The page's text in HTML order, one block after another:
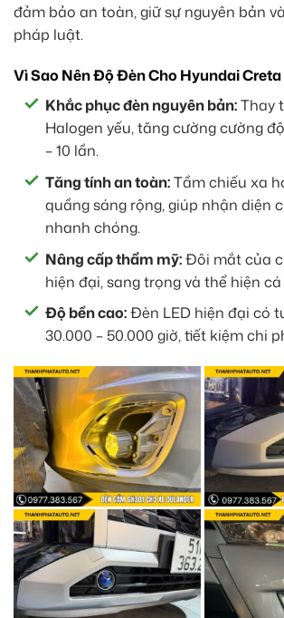
đảm bảo an toàn, giữ sự nguyên bản
pháp luật.
Vì Sao Nên Độ Đèn Cho Hyundai Creta
Khắc phục đèn nguyên bản:Thay
Halogen yếu, tăng cường cường
– 10 lần.
Tăng tính an toàn:Tầm chiếu xa
quầng sáng rộng, giúp nhận diện
nhanh chóng.
Nâng cấp thẩm mỹ:Đôi mắt của
hiện đại, sang trọng và thể hiện
Độ bền cao:Đèn LED hiện đại có
30.000 – 50.000 giờ, tiết kiệm chi